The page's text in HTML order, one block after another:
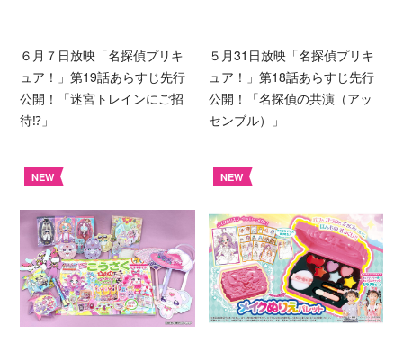
６月７日放映「名探偵プリキ
ュア！」第19話あらすじ先行
公開！「迷宮トレインにご招
待⁉︎」
５月31日放映「名探偵プリキ
ュア！」第18話あらすじ先行
公開！「名探偵の共演（アッ
センブル）」
NEW NEW